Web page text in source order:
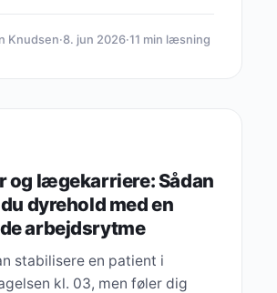
Knudsen·8. jun 2026·11 min læsning
og lægekarriere: Sådan
dyrehold med en
arbejdsrytme
stabilisere en patient i
kl. 03, men føler dig